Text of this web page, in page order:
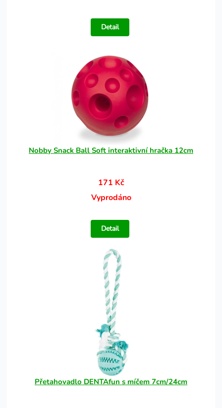
Detail
Nobby Snack Ball Soft interaktivní hračka 12cm
171 Kč
Vyprodáno
Detail
Přetahovadlo DENTAfun s míčem 7cm/24cm